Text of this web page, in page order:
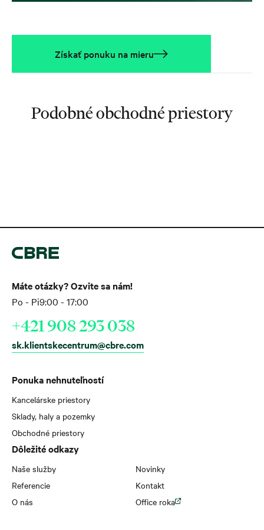
Získať ponuku na mieru
Podobné obchodné priestory
Ponuka nehnuteľností
Kancelárske priestory
Sklady, haly a pozemky
Obchodné priestory
Dôležité odkazy
Naše služby
Referencie
O nás
Novinky
Kontakt
Office roka
Máte otázky? Ozvite sa nám!
Po - Pi9:00 - 17:00
+421 908 293 038
sk.klientskecentrum@cbre.com